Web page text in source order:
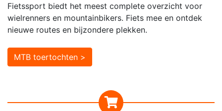
Fietssport biedt het meest complete overzicht voor
wielrenners en mountainbikers. Fiets mee en ontdek
nieuwe routes en bijzondere plekken.
MTB toertochten >